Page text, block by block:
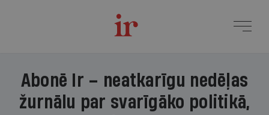
Abonē Ir – neatkarīgu nedēļas
žurnālu par svarīgāko politikā,